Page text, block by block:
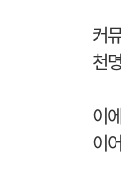
커
천
이
이